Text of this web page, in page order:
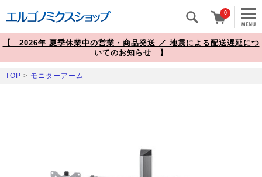
0
【 2026年 夏季休業中の営業・商品発送 ／ 地震による配送遅延につ
いてのお知らせ 】
TOP > モニターアーム